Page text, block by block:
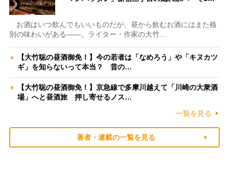
お酒はいつ飲んでもいいものだが、昼から飲むお酒にはまた格
別の味わいがある――。ライター・作家の大竹…
【大竹聡の昼酒御免！】今の若者は「なめろう」や「キヌカツ
ギ」を知らないって本当？ 昔の…
【大竹聡の昼酒御免！】京急線で多摩川越えて「川崎の大衆酒
場」へと昼酒旅 押し寄せるノス…
一覧を見る
著者・連載の一覧を見る